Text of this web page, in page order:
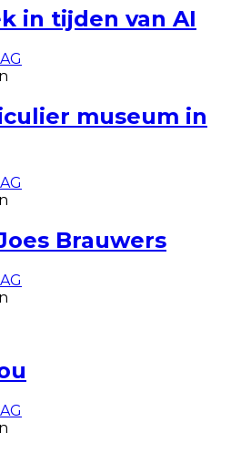
in tijden van AI
museum in
Brauwers